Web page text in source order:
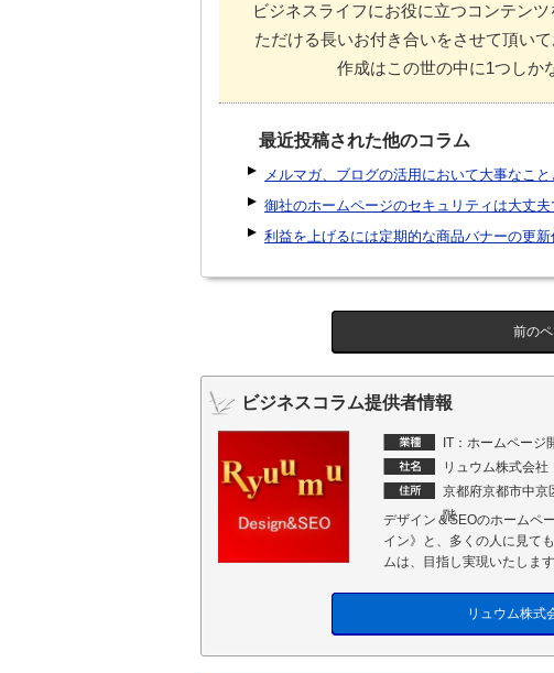
ビジネスライフにお役に立つコンテン
ただける長いお付き合いをさせて頂い
作成はこの世の中に1つし
最近投稿された他のコラム
メルマガ、ブログの活用において大事なこと
御社のホームページのセキュリティは大丈夫
利益を上げるには定期的な商品バナーの更新
前の
ビジネスコラム提供者情報
IT：ホームページ
リュウム株式会社
京都府京都市中
階
デザイン＆SEOのホームペ
イン》と、多くの人に見て
ムは、目指し実現いたしま
リュウム株式